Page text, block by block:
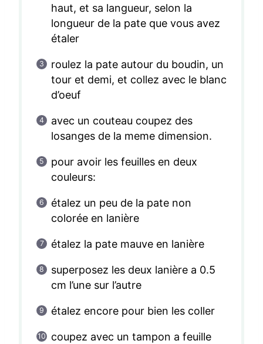
haut, et sa langueur, selon la
longueur de la pate que vous avez
étaler
roulez la pate autour du boudin, un
tour et demi, et collez avec le blanc
d’oeuf
avec un couteau coupez des
losanges de la meme dimension.
pour avoir les feuilles en deux
couleurs:
étalez un peu de la pate non
colorée en lanière
étalez la pate mauve en lanière
superposez les deux lanière a 0.5
cm l’une sur l’autre
étalez encore pour bien les coller
coupez avec un tampon a feuille